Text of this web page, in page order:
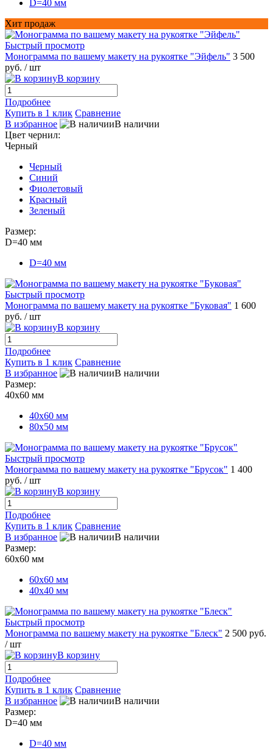
D=40 мм
Хит продаж
Быстрый просмотр
Монограмма по вашему макету на рукоятке "Эйфель" 3 500
руб. / шт
В корзину
Подробнее
Купить в 1 клик Сравнение
В избранное
В наличии
Цвет чернил:
Черный
Черный
Синий
Фиолетовый
Красный
Зеленый
Размер:
D=40 мм
D=40 мм
Быстрый просмотр
Монограмма по вашему макету на рукоятке "Буковая" 1 600
руб. / шт
В корзину
Подробнее
Купить в 1 клик Сравнение
В избранное
В наличии
Размер:
40х60 мм
40х60 мм
80х50 мм
Быстрый просмотр
Монограмма по вашему макету на рукоятке "Брусок" 1 400
руб. / шт
В корзину
Подробнее
Купить в 1 клик Сравнение
В избранное
В наличии
Размер:
60х60 мм
60х60 мм
40х40 мм
Быстрый просмотр
Монограмма по вашему макету на рукоятке "Блеск" 2 500 руб.
/ шт
В корзину
Подробнее
Купить в 1 клик Сравнение
В избранное
В наличии
Размер:
D=40 мм
D=40 мм